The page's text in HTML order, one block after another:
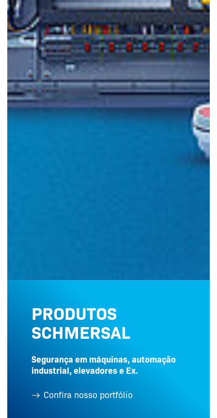
PRODUTOS
SCHMERSAL
Segurança em máquinas, automação
industrial, elevadores e Ex.
Confira nosso portfólio